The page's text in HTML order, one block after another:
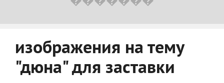
изображения на тему
"дюна" для заставки